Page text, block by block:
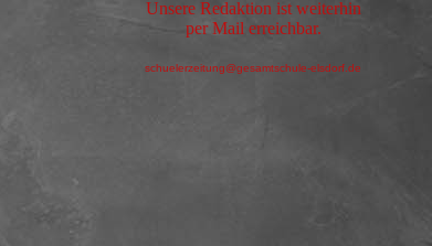
Unsere Redaktion ist weiterhin
per Mail erreichbar.
schuelerzeitung@gesamtschule-elsdorf.de